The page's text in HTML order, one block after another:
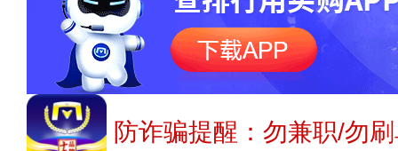
防诈骗提醒：勿兼职/勿